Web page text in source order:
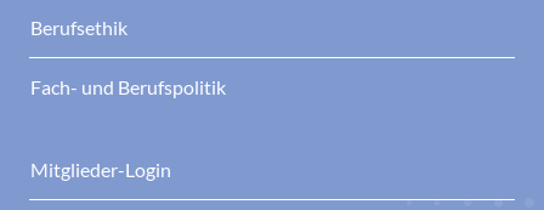
Berufsethik
Fach- und Berufspolitik
Mitglieder-Login